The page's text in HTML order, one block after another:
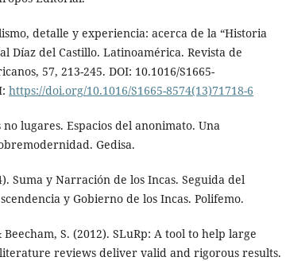
detalle y experiencia: acerca de la “Historia
Díaz del Castillo. Latinoamérica. Revista de
57, 213-245. DOI: 10.1016/S1665-
https://doi.org/10.1016/S1665-8574(13)71718-6
no lugares. Espacios del anonimato. Una
Gedisa.
Suma y Narración de los Incas. Seguida del
y Gobierno de los Incas. Polifemo.
Beecham, S. (2012). SLuRp: A tool to help large
reviews deliver valid and rigorous results.